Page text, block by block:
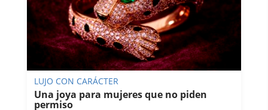
LUJO CON CARÁCTER
Una joya para mujeres que no piden
permiso